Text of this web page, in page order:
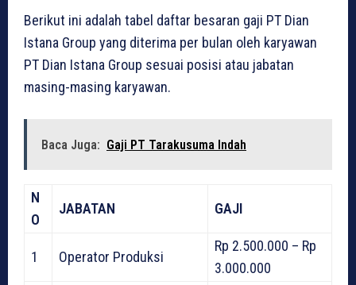
Berikut ini adalah tabel daftar besaran gaji PT Dian
Istana Group yang diterima per bulan oleh karyawan
PT Dian Istana Group sesuai posisi atau jabatan
masing-masing karyawan.
Baca Juga: Gaji PT Tarakusuma Indah
N
O
JABATAN GAJI
1 Operator Produksi
Rp 2.500.000 – Rp
3.000.000